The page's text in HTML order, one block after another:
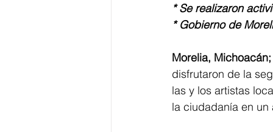
* Se realizaron
* Gobierno de
Morelia,
disfrutaron de la
las y los artistas
la ciudadanía en un